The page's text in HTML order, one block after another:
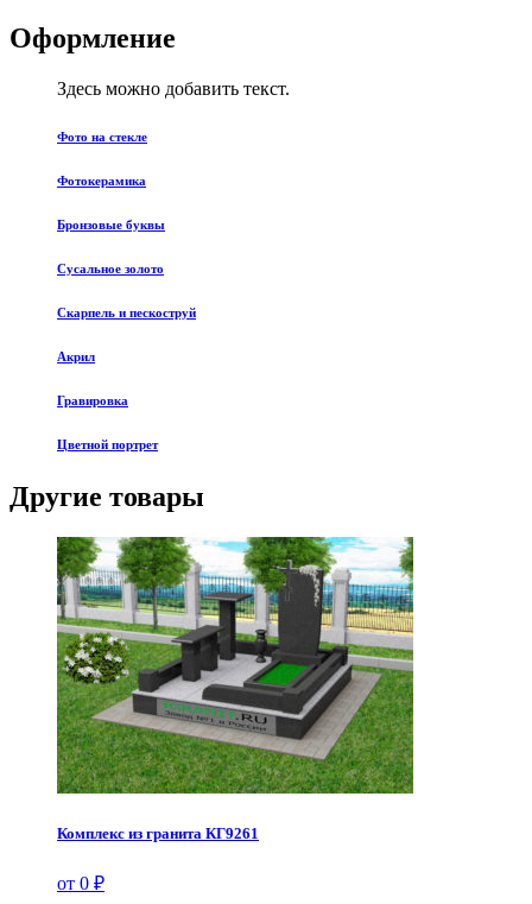
Оформление
Здесь можно добавить текст.
Фото на стекле
Фотокерамика
Бронзовые буквы
Сусальное золото
Скарпель и пескоструй
Акрил
Гравировка
Цветной портрет
Другие товары
Комплекс из гранита КГ9261
от 0 ₽